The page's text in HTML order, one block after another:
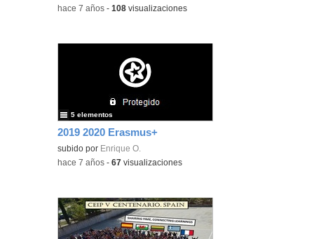
-hace 7 años -108 visualizaciones
2019 2020 Erasmus+
subido por Enrique O.
5 elementos
-hace 7 años -67 visualizaciones